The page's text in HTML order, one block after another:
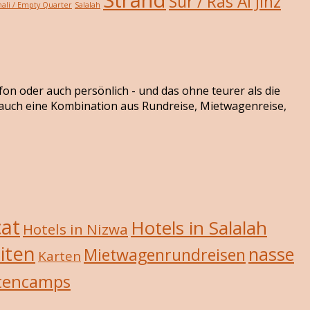
/ Empty Quarter Salalah
oder auch persönlich - und das ohne teurer als die
eine Kombination aus Rundreise, Mietwagenreise,
Hotels in Nizwa Hotels in Salalah
Karten Mietwagenrundreisen nasse